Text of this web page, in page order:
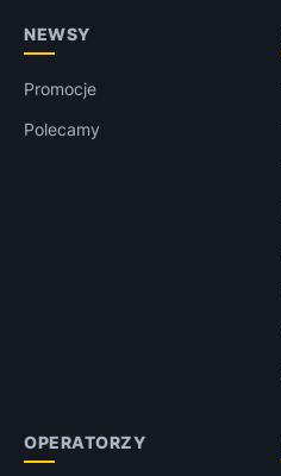
NEWSY
Promocje
Polecamy
OPERATORZY